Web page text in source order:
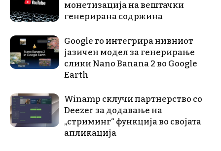
монетизација на вештачки
генерирана содржина
Google го интегрира нивниот
јазичен модел за генерирање
слики Nano Banana 2 во Google
Earth
Winamp склучи партнерство со
Deezer за додавање на
„стриминг“ функција во својата
апликација